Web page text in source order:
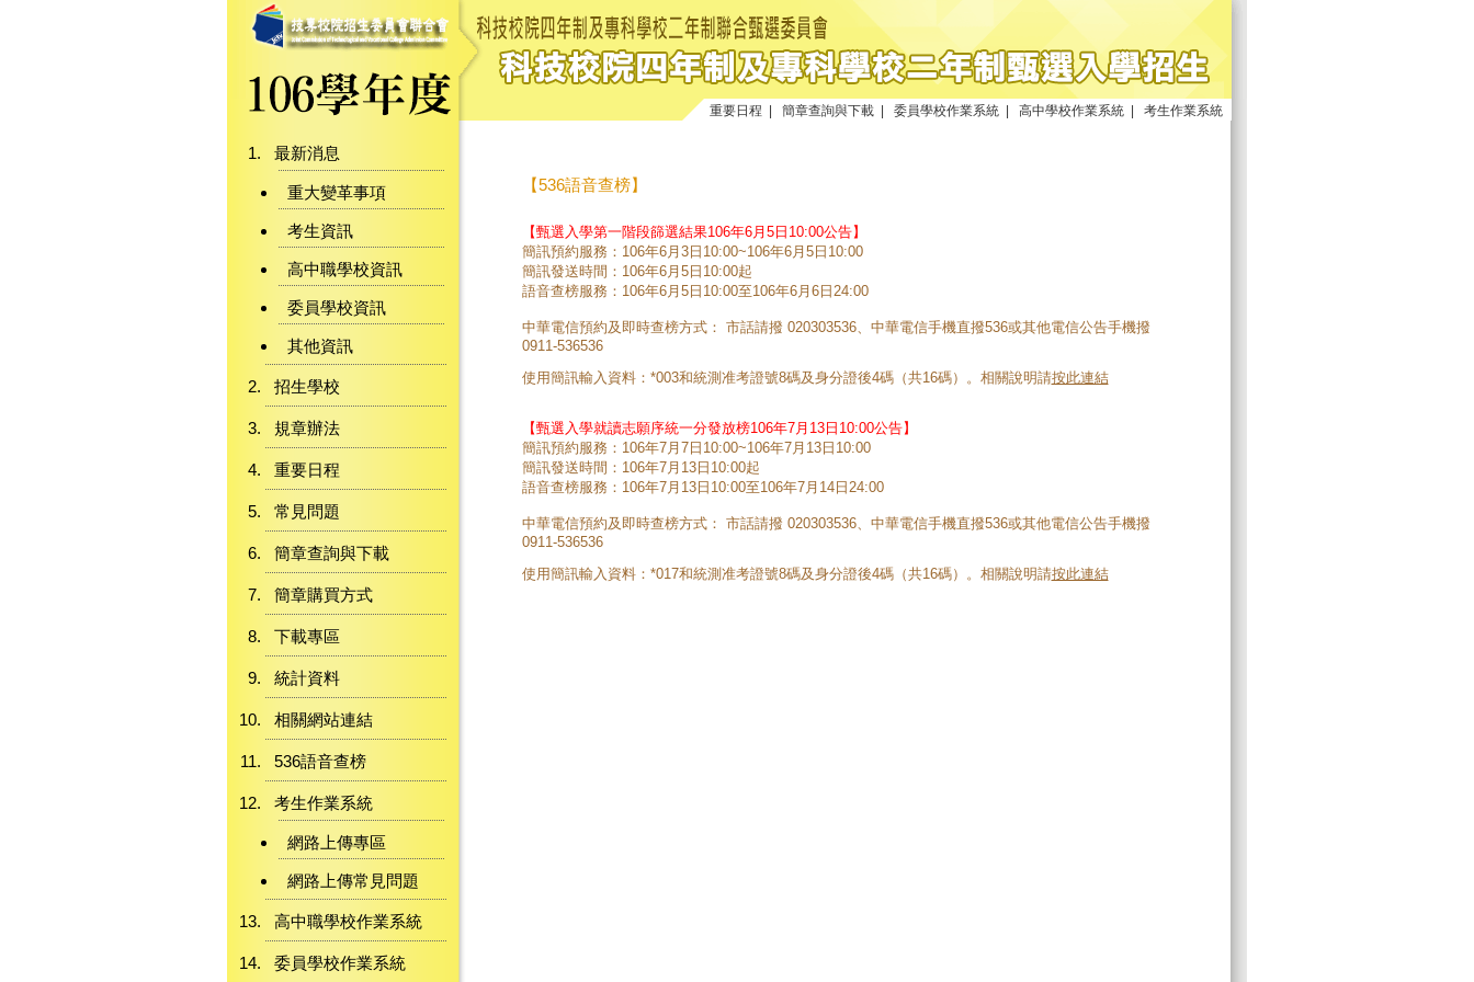
重要日程 簡章查詢與下載 委員學校作業系統 高中學校作業系統 考生作業系統
最新消息
重大變革事項
考生資訊
高中職學校資訊
委員學校資訊
其他資訊
招生學校
規章辦法
重要日程
常見問題
簡章查詢與下載
簡章購買方式
下載專區
統計資料
相關網站連結
536語音查榜
考生作業系統
網路上傳專區
網路上傳常見問題
高中職學校作業系統
委員學校作業系統
【536語音查榜】
【甄選入學第一階段篩選結果106年6月5日10:00公告】
簡訊預約服務：106年6月3日10:00~106年6月5日10:00
簡訊發送時間：106年6月5日10:00起
語音查榜服務：106年6月5日10:00至106年6月6日24:00
中華電信預約及即時查榜方式： 市話請撥 020303536、中華電信手機直撥536或其他電信公告手機撥
0911-536536
使用簡訊輸入資料：*003和統測准考證號8碼及身分證後4碼（共16碼）。相關說明請按此連結
【甄選入學就讀志願序統一分發放榜106年7月13日10:00公告】
簡訊預約服務：106年7月7日10:00~106年7月13日10:00
簡訊發送時間：106年7月13日10:00起
語音查榜服務：106年7月13日10:00至106年7月14日24:00
中華電信預約及即時查榜方式： 市話請撥 020303536、中華電信手機直撥536或其他電信公告手機撥
0911-536536
使用簡訊輸入資料：*017和統測准考證號8碼及身分證後4碼（共16碼）。相關說明請按此連結